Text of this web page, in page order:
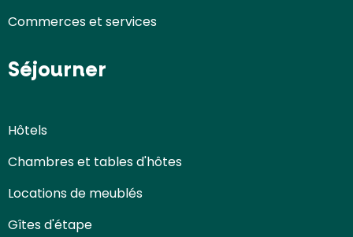
Commerces et services
Séjourner
Hôtels
Chambres et tables d'hôtes
Locations de meublés
Gîtes d'étape